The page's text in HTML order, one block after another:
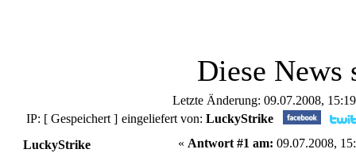
Diese News
Letzte Änderung: 09.07.2008,
IP: [ Gespeichert ] eingeliefert von: LuckyStrike
LuckyStrike
« Antwort #1 am: 09.07.2008,